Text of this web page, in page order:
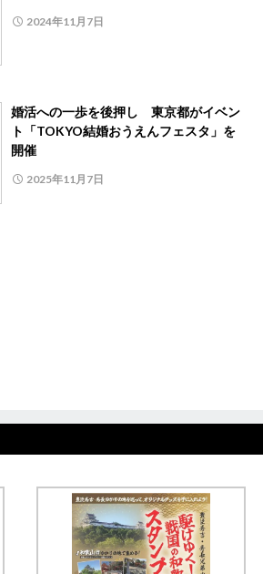
2024年11月7日
婚活への一歩を後押し 東京都がイベン
ト「TOKYO結婚おうえんフェスタ」を
開催
2025年11月7日